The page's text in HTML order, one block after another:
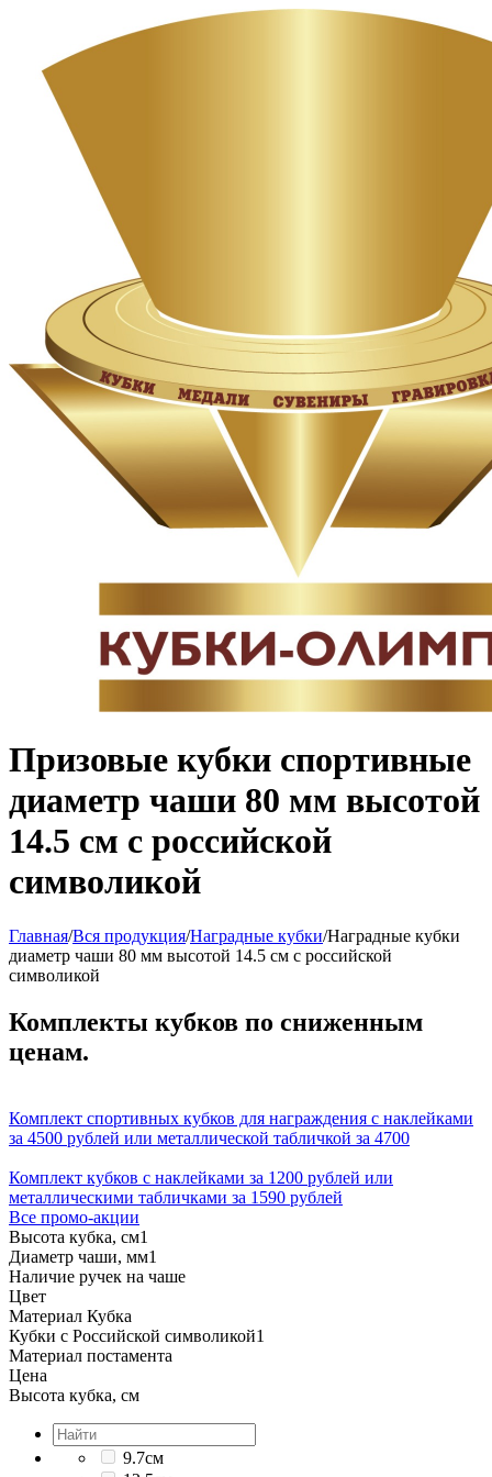
Призовые кубки спортивные
диаметр чаши 80 мм высотой
14.5 см с российской
символикой
Главная/Вся продукция/Наградные кубки/Наградные кубки
диаметр чаши 80 мм высотой 14.5 см с российской
символикой
Комплекты кубков по сниженным
ценам.
Комплект спортивных кубков для награждения с наклейками
за 4500 рублей или металлической табличкой за 4700
Комплект кубков с наклейками за 1200 рублей или
металлическими табличками за 1590 рублей
Все промо-акции
Высота кубка, см1
Диаметр чаши, мм1
Наличие ручек на чаше
Цвет
Материал Кубка
Кубки с Российской символикой1
Материал постамента
Цена
Высота кубка, см
9.7см